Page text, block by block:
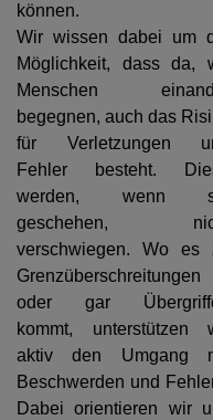
können.
Wir wissen dabei um
Möglichkeit, dass da,
Menschen
begegnen, auch das
für Verletzungen
Fehler besteht.
werden, wenn
geschehen,
verschwiegen. Wo es
Grenzüberschreitungen
oder gar
kommt, unterstützen
aktiv den Umgang
Beschwerden und
Dabei orientieren wir